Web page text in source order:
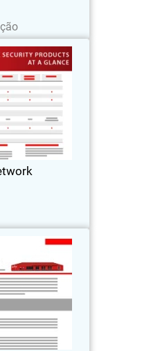
Security
Network
Security: introdução
Firebox M695
suporte para UTM
Perfeito para
velocidade